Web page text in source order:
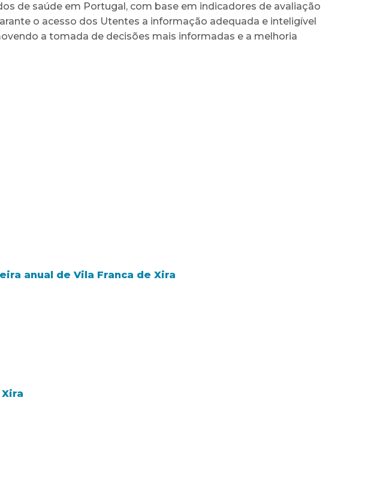
de saúde em Portugal, com base em indicadores de avaliação
o acesso dos Utentes a informação adequada e inteligível
a tomada de decisões mais informadas e a melhoria
anual de Vila Franca de Xira